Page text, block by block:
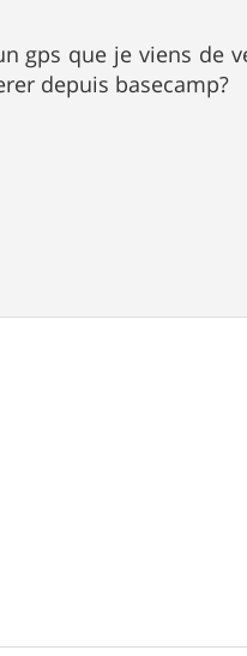
gps que je viens de
depuis basecamp?